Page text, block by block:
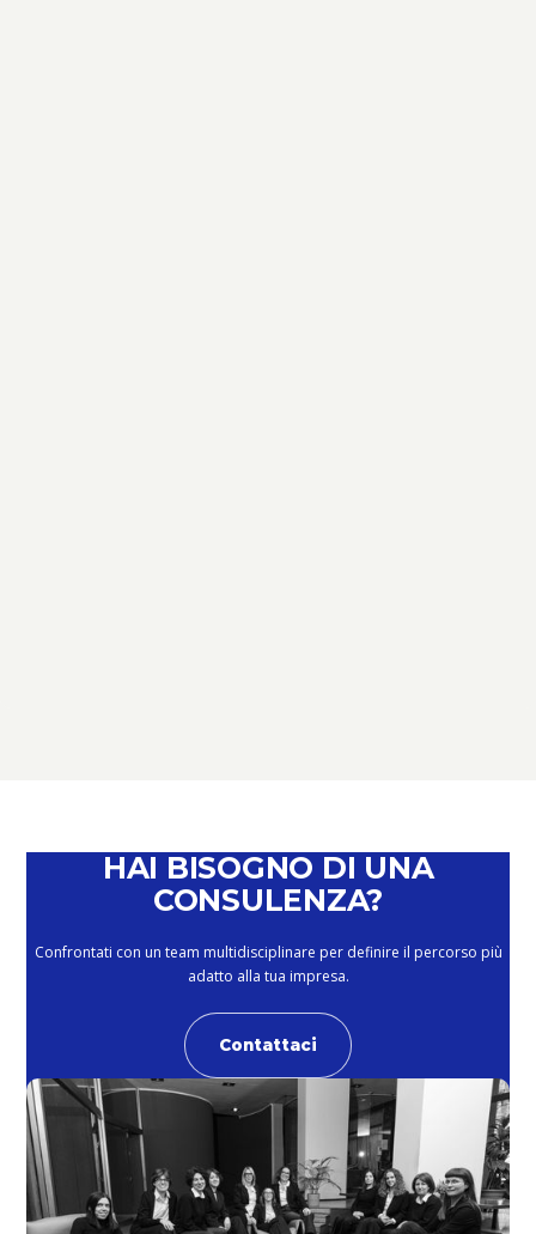
HAI BISOGNO DI UNA
CONSULENZA?
Confrontati con un team multidisciplinare per definire il percorso più
adatto alla tua impresa.
Contattaci